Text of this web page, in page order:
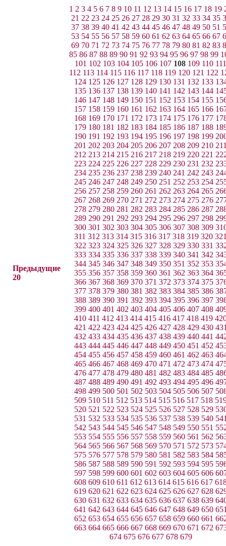
Предыдущие
20
1 2 3 4 5 6 7 8 9 10 11 12 13 14 15 16 17 18 19
21 22 23 24 25 26 27 28 29 30 31 32 33 34 35
37 38 39 40 41 42 43 44 45 46 47 48 49 50 51
53 54 55 56 57 58 59 60 61 62 63 64 65 66 67
69 70 71 72 73 74 75 76 77 78 79 80 81 82 83
85 86 87 88 89 90 91 92 93 94 95 96 97 98 99
101 102 103 104 105 106 107 108 109 110 111
112 113 114 115 116 117 118 119 120 121 122
124 125 126 127 128 129 130 131 132 133
135 136 137 138 139 140 141 142 143 144
146 147 148 149 150 151 152 153 154 155
157 158 159 160 161 162 163 164 165 166
168 169 170 171 172 173 174 175 176 177
179 180 181 182 183 184 185 186 187 188
190 191 192 193 194 195 196 197 198 199
201 202 203 204 205 206 207 208 209 210
212 213 214 215 216 217 218 219 220 221
223 224 225 226 227 228 229 230 231 232
234 235 236 237 238 239 240 241 242 243
245 246 247 248 249 250 251 252 253 254
256 257 258 259 260 261 262 263 264 265
267 268 269 270 271 272 273 274 275 276
278 279 280 281 282 283 284 285 286 287
289 290 291 292 293 294 295 296 297 298
300 301 302 303 304 305 306 307 308 309
311 312 313 314 315 316 317 318 319 320
322 323 324 325 326 327 328 329 330 331
333 334 335 336 337 338 339 340 341 342
344 345 346 347 348 349 350 351 352 353
355 356 357 358 359 360 361 362 363 364
366 367 368 369 370 371 372 373 374 375
377 378 379 380 381 382 383 384 385 386
388 389 390 391 392 393 394 395 396 397
399 400 401 402 403 404 405 406 407 408
410 411 412 413 414 415 416 417 418 419
421 422 423 424 425 426 427 428 429 430
432 433 434 435 436 437 438 439 440 441
443 444 445 446 447 448 449 450 451 452
454 455 456 457 458 459 460 461 462 463
465 466 467 468 469 470 471 472 473 474
476 477 478 479 480 481 482 483 484 485
487 488 489 490 491 492 493 494 495 496
498 499 500 501 502 503 504 505 506 507
509 510 511 512 513 514 515 516 517 518
520 521 522 523 524 525 526 527 528 529
531 532 533 534 535 536 537 538 539 540
542 543 544 545 546 547 548 549 550 551
553 554 555 556 557 558 559 560 561 562
564 565 566 567 568 569 570 571 572 573
575 576 577 578 579 580 581 582 583 584
586 587 588 589 590 591 592 593 594 595
597 598 599 600 601 602 603 604 605 606
608 609 610 611 612 613 614 615 616 617
619 620 621 622 623 624 625 626 627 628
630 631 632 633 634 635 636 637 638 639
641 642 643 644 645 646 647 648 649 650
652 653 654 655 656 657 658 659 660 661
663 664 665 666 667 668 669 670 671 672
674 675 676 677 678 679